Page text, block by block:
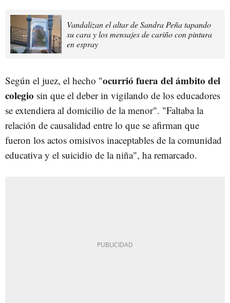
Vandalizan el altar de Sandra Peña tapando
su cara y los mensajes de cariño con pintura
en espray
Según el juez, el hecho "ocurrió fuera del ámbito del
colegio sin que el deber in vigilando de los educadores
se extendiera al domicilio de la menor". "Faltaba la
relación de causalidad entre lo que se afirman que
fueron los actos omisivos inaceptables de la comunidad
educativa y el suicidio de la niña", ha remarcado.